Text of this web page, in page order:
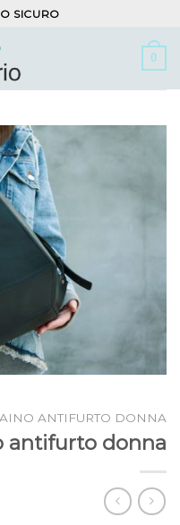
SICURO
0
ANTIFURTO DONNA
antifurto donna